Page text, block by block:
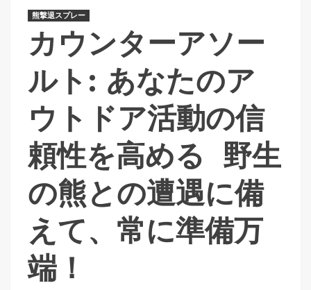
熊撃退スプレー
カウンターアソー
ルト: あなたのア
ウトドア活動の信
頼性を高める 野生
の熊との遭遇に備
えて、常に準備万
端！